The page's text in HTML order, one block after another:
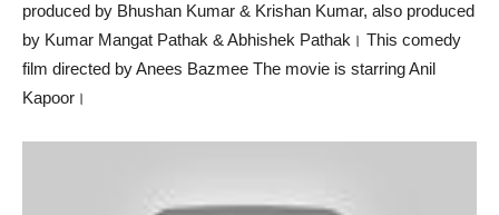
produced by Bhushan Kumar & Krishan Kumar, also produced
by Kumar Mangat Pathak & Abhishek Pathak। This comedy
film directed by Anees Bazmee The movie is starring Anil
Kapoor।